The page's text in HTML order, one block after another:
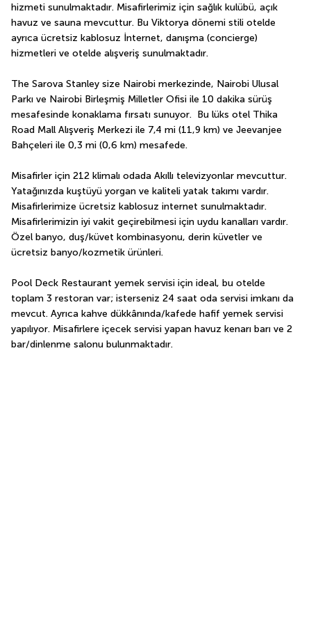
hizmeti sunulmaktadır. Misafirlerimiz için sağlık kulübü, açık
havuz ve sauna mevcuttur. Bu Viktorya dönemi stili otelde
ayrıca ücretsiz kablosuz İnternet, danışma (concierge)
hizmetleri ve otelde alışveriş sunulmaktadır.
The Sarova Stanley size Nairobi merkezinde, Nairobi Ulusal
Parkı ve Nairobi Birleşmiş Milletler Ofisi ile 10 dakika sürüş
mesafesinde konaklama fırsatı sunuyor.  Bu lüks otel Thika
Road Mall Alışveriş Merkezi ile 7,4 mi (11,9 km) ve Jeevanjee
Bahçeleri ile 0,3 mi (0,6 km) mesafede.
Misafirler için 212 klimalı odada Akıllı televizyonlar mevcuttur.
Yatağınızda kuştüyü yorgan ve kaliteli yatak takımı vardır.
Misafirlerimize ücretsiz kablosuz internet sunulmaktadır.
Misafirlerimizin iyi vakit geçirebilmesi için uydu kanalları vardır.
Özel banyo, duş/küvet kombinasyonu, derin küvetler ve
ücretsiz banyo/kozmetik ürünleri.
Pool Deck Restaurant yemek servisi için ideal, bu otelde
toplam 3 restoran var; isterseniz 24 saat oda servisi imkanı da
mevcut. Ayrıca kahve dükkânında/kafede hafif yemek servisi
yapılıyor. Misafirlere içecek servisi yapan havuz kenarı barı ve 2
bar/dinlenme salonu bulunmaktadır.